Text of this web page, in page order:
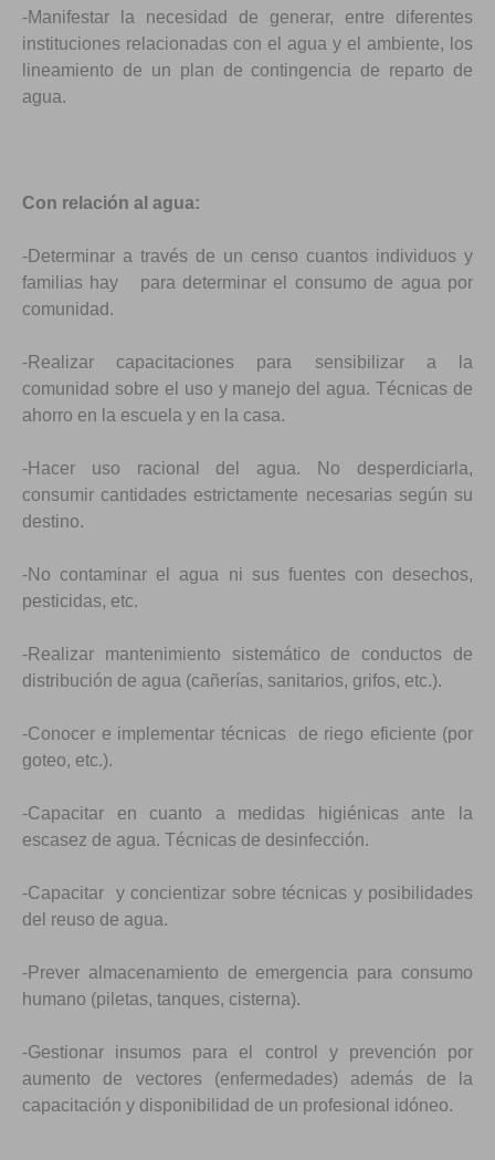
-Manifestar la necesidad de generar, entre diferentes
instituciones relacionadas con el agua y el ambiente, los
lineamiento de un plan de contingencia de reparto de
agua.
Con relación al agua:
-Determinar a través de un censo cuantos individuos y
familias hay para determinar el consumo de agua por
comunidad.
-Realizar capacitaciones para sensibilizar a la
comunidad sobre el uso y manejo del agua. Técnicas de
ahorro en la escuela y en la casa.
-Hacer uso racional del agua. No desperdiciarla,
consumir cantidades estrictamente necesarias según su
destino.
-No contaminar el agua ni sus fuentes con desechos,
pesticidas, etc.
-Realizar mantenimiento sistemático de conductos de
distribución de agua (cañerías, sanitarios, grifos, etc.).
-Conocer e implementar técnicas de riego eficiente (por
goteo, etc.).
-Capacitar en cuanto a medidas higiénicas ante la
escasez de agua. Técnicas de desinfección.
-Capacitar y concientizar sobre técnicas y posibilidades
del reuso de agua.
-Prever almacenamiento de emergencia para consumo
humano (piletas, tanques, cisterna).
-Gestionar insumos para el control y prevención por
aumento de vectores (enfermedades) además de la
capacitación y disponibilidad de un profesional idóneo.